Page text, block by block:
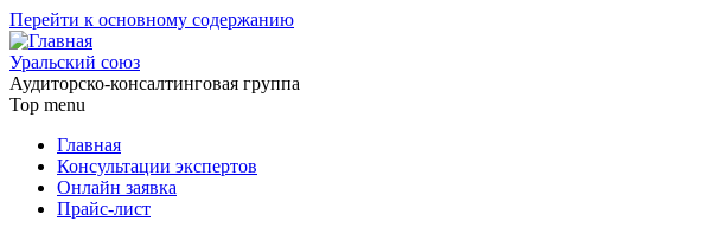
Перейти к основному содержанию
Уральский союз
Аудиторско-консалтинговая группа
Top menu
Главная
Консультации экспертов
Онлайн заявка
Прайс-лист